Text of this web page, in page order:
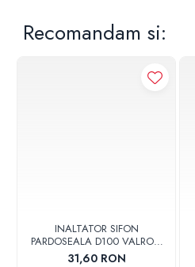
Recomandam si:
INALTATOR SIFON
PARDOSEALA D100 VALROM
17001900004
31,60 RON